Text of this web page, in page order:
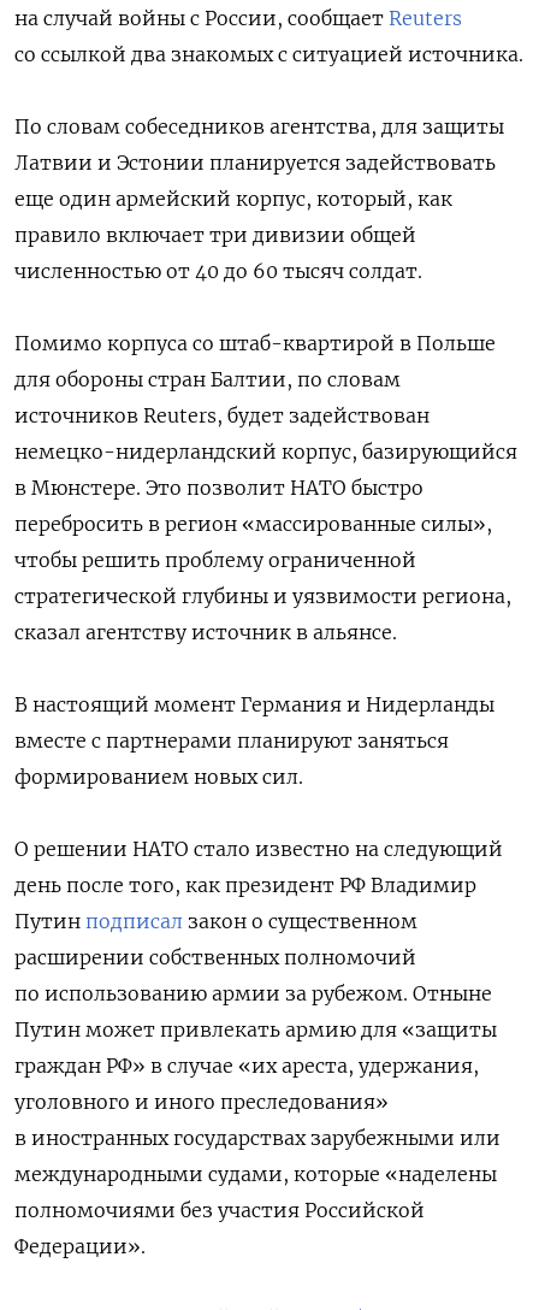
на случай войны с России, сообщает Reuters
со ссылкой два знакомых с ситуацией источника.
По словам собеседников агентства, для защиты
Латвии и Эстонии планируется задействовать
еще один армейский корпус, который, как
правило включает три дивизии общей
численностью от 40 до 60 тысяч солдат.
Помимо корпуса со штаб-квартирой в Польше
для обороны стран Балтии, по словам
источников Reuters, будет задействован
немецко-нидерландский корпус, базирующийся
в Мюнстере. Это позволит НАТО быстро
перебросить в регион «массированные силы»,
чтобы решить проблему ограниченной
стратегической глубины и уязвимости региона,
сказал агентству источник в альянсе.
В настоящий момент Германия и Нидерланды
вместе с партнерами планируют заняться
формированием новых сил.
О решении НАТО стало известно на следующий
день после того, как президент РФ Владимир
Путин подписал закон о существенном
расширении собственных полномочий
по использованию армии за рубежом. Отныне
Путин может привлекать армию для «защиты
граждан РФ» в случае «их ареста, удержания,
уголовного и иного преследования»
в иностранных государствах зарубежными или
международными судами, которые «наделены
полномочиями без участия Российской
Федерации».